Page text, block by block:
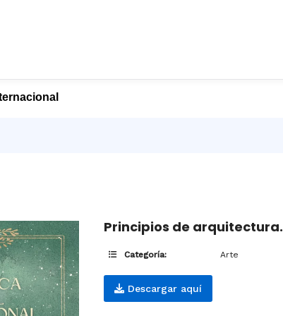
Principios de arquitectura.
Categoría: Arte
Descargar aquí